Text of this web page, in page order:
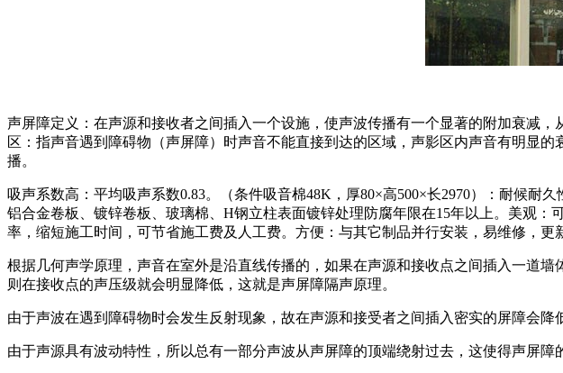
声屏障定义：在声源和接收者之间插入一个设施，使声波传播有一个显著的附加衰减
区：指声音遇到障碍物（声屏障）时声音不能直接到达的区域，声影区内声音有明显
播。
吸声系数高：平均吸声系数0.83。（条件吸音棉48K，厚80×高500×长2970）：耐候耐
铝合金卷板、镀锌卷板、玻璃棉、H钢立柱表面镀锌处理防腐年限在15年以上。美观
率，缩短施工时间，可节省施工费及人工费。方便：与其它制品并行安装，易维修，
根据几何声学原理，声音在室外是沿直线传播的，如果在声源和接收点之间插入一道
则在接收点的声压级就会明显降低，这就是声屏障隔声原理。
由于声波在遇到障碍物时会发生反射现象，故在声源和接受者之间插入密实的屏障会降
由于声源具有波动特性，所以总有一部分声波从声屏障的顶端绕射过去，这使得声屏障